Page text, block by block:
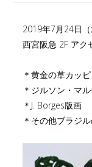
2019年7月24日（
西宮阪急 2F アク
＊黄金の草カッ
＊ジルソン・マ
＊J. Borges版画
＊その他ブラジ